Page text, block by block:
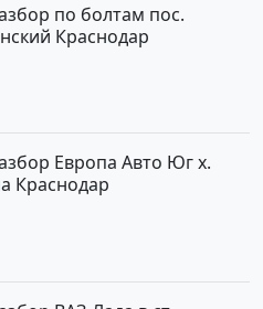
по болтам пос.
Краснодар
Европа Авто Юг х.
Краснодар